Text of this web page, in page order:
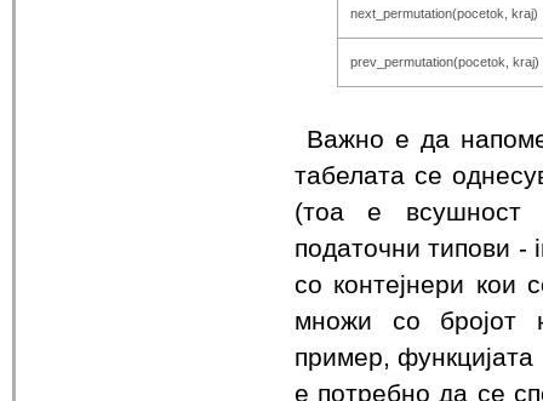
next_permutation(pocetok, kraj)
prev_permutation(pocetok, kraj)
Важно е да
табелата се
(тоа е всушност
податочни типови
со контејнери кои
множи со бројот
пример,
е потребно да се